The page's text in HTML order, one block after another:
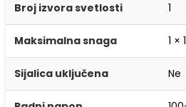
Broj izvora svetlosti 1
Maksimalna snaga 1 ×
Sijalica uključena Ne